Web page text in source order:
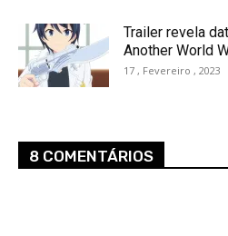
Trailer revela
Another World
17 , Fevereiro , 2023
8 COMENTÁRIOS